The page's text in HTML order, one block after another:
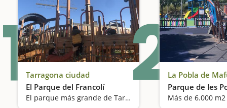
1Tarragona ciudad
El Parque del Francolí
El parque más grande de Tarragona2La Pobla de
Parque de les